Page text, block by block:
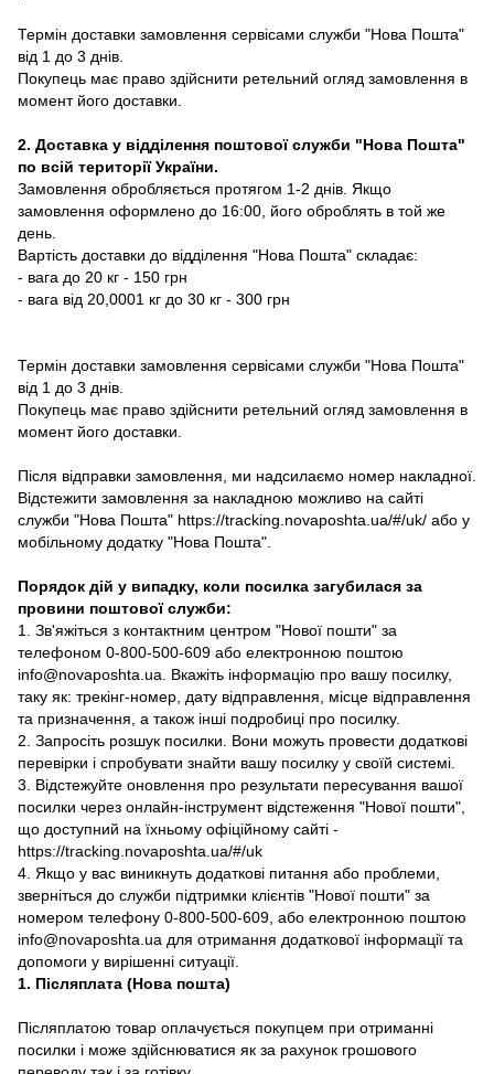
Термін доставки замовлення сервісами служби "Нова Пошта"
від 1 до 3 днів.
Покупець має право здійснити ретельний огляд замовлення в
момент його доставки.
2. Доставка у відділення поштової служби "Нова Пошта"
по всій території України.
Замовлення обробляється протягом 1-2 днів. Якщо
замовлення оформлено до 16:00, його оброблять в той же
день.
Вартість доставки до відділення "Нова Пошта" складає:
- вага до 20 кг - 150 грн
- вага від 20,0001 кг до 30 кг - 300 грн
Термін доставки замовлення сервісами служби "Нова Пошта"
від 1 до 3 днів.
Покупець має право здійснити ретельний огляд замовлення в
момент його доставки.
Після відправки замовлення, ми надсилаємо номер накладної.
Відстежити замовлення за накладною можливо на сайті
служби "Нова Пошта" https://tracking.novaposhta.ua/#/uk/ або у
мобільному додатку "Нова Пошта".
Порядок дій у випадку, коли посилка загубилася за
провини поштової служби:
1. Зв'яжіться з контактним центром "Нової пошти" за
телефоном 0-800-500-609 або електронною поштою
info@novaposhta.ua. Вкажіть інформацію про вашу посилку,
таку як: трекінг-номер, дату відправлення, місце відправлення
та призначення, а також інші подробиці про посилку.
2. Запросіть розшук посилки. Вони можуть провести додаткові
перевірки і спробувати знайти вашу посилку у своїй системі.
3. Відстежуйте оновлення про результати пересування вашої
посилки через онлайн-інструмент відстеження "Нової пошти",
що доступний на їхньому офіційному сайті -
https://tracking.novaposhta.ua/#/uk
4. Якщо у вас виникнуть додаткові питання або проблеми,
зверніться до служби підтримки клієнтів "Нової пошти" за
номером телефону 0-800-500-609, або електронною поштою
info@novaposhta.ua для отримання додаткової інформації та
допомоги у вирішенні ситуації.
1. Післяплата (Нова пошта)
Післяплатою товар оплачується покупцем при отриманні
посилки і може здійснюватися як за рахунок грошового